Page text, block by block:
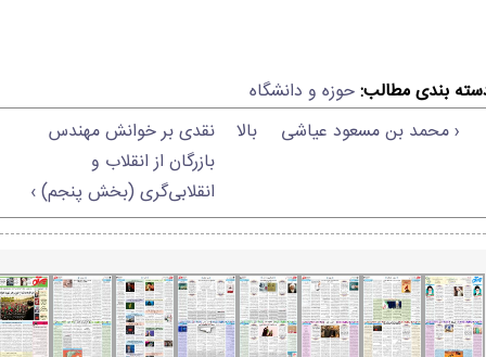
بندی مطالب:حوزه و دانشگاه
‹ محمد بن مسعود عیاشی
بالا
نقدی بر خوانش مهندس
بازرگان از انقلاب و
انقلابی‌گری (بخش پنجم) ›